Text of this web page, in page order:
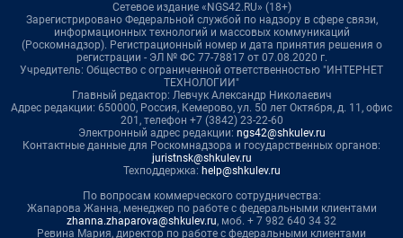
Сетевое издание «NGS42.RU» (18+)
Зарегистрировано Федеральной службой по надзору в сфере связи,
информационных технологий и массовых коммуникаций
(Роскомнадзор). Регистрационный номер и дата принятия решения о
регистрации - ЭЛ № ФС 77-78817 от 07.08.2020 г.
Учредитель: Общество с ограниченной ответственностью "ИНТЕРНЕТ
ТЕХНОЛОГИИ"
Главный редактор: Левчук Александр Николаевич
Адрес редакции: 650000, Россия, Кемерово, ул. 50 лет Октября, д. 11, офис
201, телефон +7 (3842) 23-22-60
Электронный адрес редакции: ngs42@shkulev.ru
Контактные данные для Роскомнадзора и государственных органов:
juristnsk@shkulev.ru
Техподдержка: help@shkulev.ru
По вопросам коммерческого сотрудничества:
Жапарова Жанна, менеджер по работе с федеральными клиентами
zhanna.zhaparova@shkulev.ru, моб. + 7 982 640 34 32
Ревина Мария, директор по работе с федеральными клиентами